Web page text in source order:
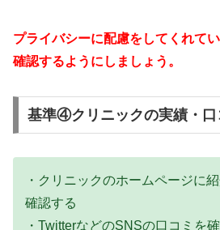
プライバシーに配慮をしてくれて
確認するようにしましょう。
基準④クリニックの実績・口
・クリニックのホームページに
確認する
・TwitterなどのSNSの口コミを